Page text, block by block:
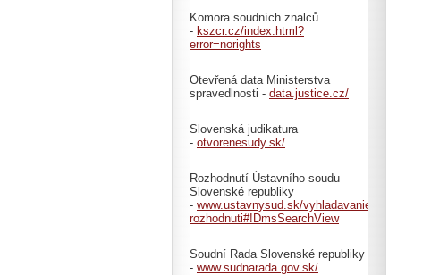
Komora soudních znalců
- kszcr.cz/index.html?
error=norights
Otevřená data Ministerstva
spravedlnosti - data.justice.cz/
Slovenská judikatura
- otvorenesudy.sk/
Rozhodnutí Ústavního soudu
Slovenské republiky
- www.ustavnysud.sk/vyhladavanie-
rozhodnuti#!DmsSearchView
Soudní Rada Slovenské republiky
- www.sudnarada.gov.sk/